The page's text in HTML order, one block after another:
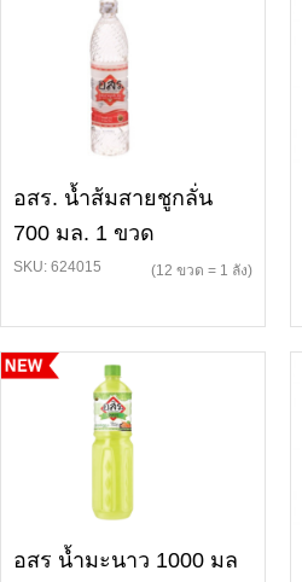
อสร. น้ำส้มสายชูกลั่น
700 มล. 1 ขวด
SKU: 624015 (12 ขวด = 1 ลัง)
อสร น้ำมะนาว 1000 มล